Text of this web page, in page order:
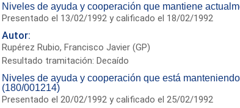
Niveles de ayuda y cooperación que mantiene
Presentado el 13/02/1992 y calificado el 18/02/1992
Autor:
Rupérez Rubio, Francisco Javier (GP)
Resultado tramitación: Decaído
Niveles de ayuda y cooperación que está
(180/001214)
Presentado el 20/02/1992 y calificado el 25/02/1992